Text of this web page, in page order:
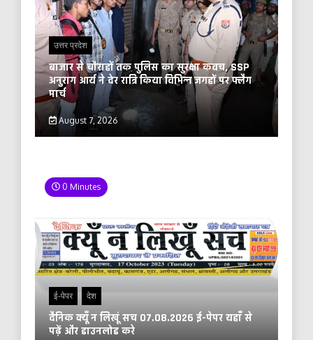
उत्तर प्रदेश
बाजार से चौराहों तक पुलिस का सुरक्षा कवच, SSP
अनुराग आर्य ने देर रात्रि किया विभिन्न जगहों पर फ्लैग
मार्च
August 7, 2026
0 Minutes
ई-पेपर देश
दैनिक क्यूँ न लिखूं सच 07.08.2026 ई-पेपर यहाँ से
पढ़ें और डाउनलोड करे